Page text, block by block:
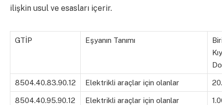
ilişkin usul ve esasları içerir.
GTİP Eşyanın Tanımı
8504.40.83.90.12 Elektrikli araçlar için olanlar
8504.40.95.90.12 Elektrikli araçlar için olanlar